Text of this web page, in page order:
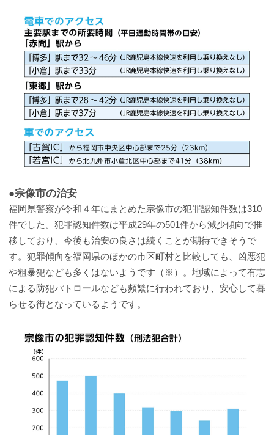
●宗像市の治安
福岡県警察が令和４年にまとめた宗像市の犯罪認知件数は310
件でした。犯罪認知件数は平成29年の501件から減少傾向で推
移しており、今後も治安の良さは続くことが期待できそうで
す。犯罪傾向を福岡県のほかの市区町村と比較しても、凶悪犯
や粗暴犯なども多くはないようです（※）。地域によって有志
による防犯パトロールなども頻繁に行われており、安心して暮
らせる街となっているようです。